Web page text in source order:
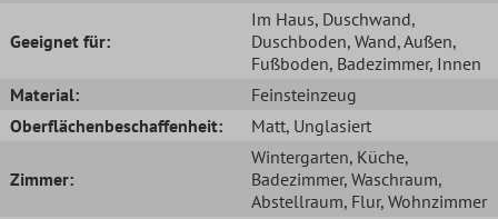
Geeignet für:
Im Haus, Duschwand,
Duschboden, Wand, Außen,
Fußboden, Badezimmer, Innen
Material:
Feinsteinzeug
Oberflächenbeschaffenheit:
Matt, Unglasiert
Zimmer:
Wintergarten, Küche,
Badezimmer, Waschraum,
Abstellraum, Flur, Wohnzimmer